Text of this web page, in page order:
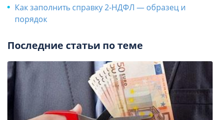
Как заполнить справку 2-НДФЛ — образец и
порядок
Последние статьи по теме